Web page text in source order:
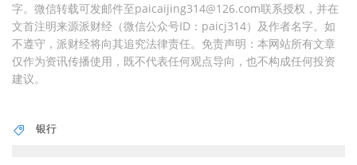
字。微信转载可发邮件至paicaijing314@126.com联系授权，并在
文首注明来源派财经（微信公众号ID：paicj314）及作者名字。如
不遵守，派财经将向其追究法律责任。免责声明：本网站所有文章
仅作为资讯传播使用，既不代表任何观点导向，也不构成任何投资
建议。
银行